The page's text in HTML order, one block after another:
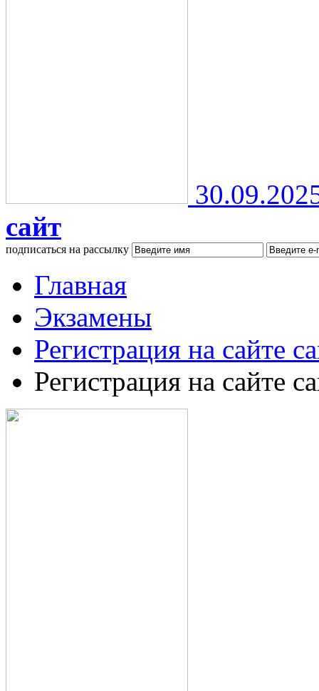
сайт
подписаться на рассылку
Главная
Экзамены
Регистрация на сайте
Регистрация на сайте